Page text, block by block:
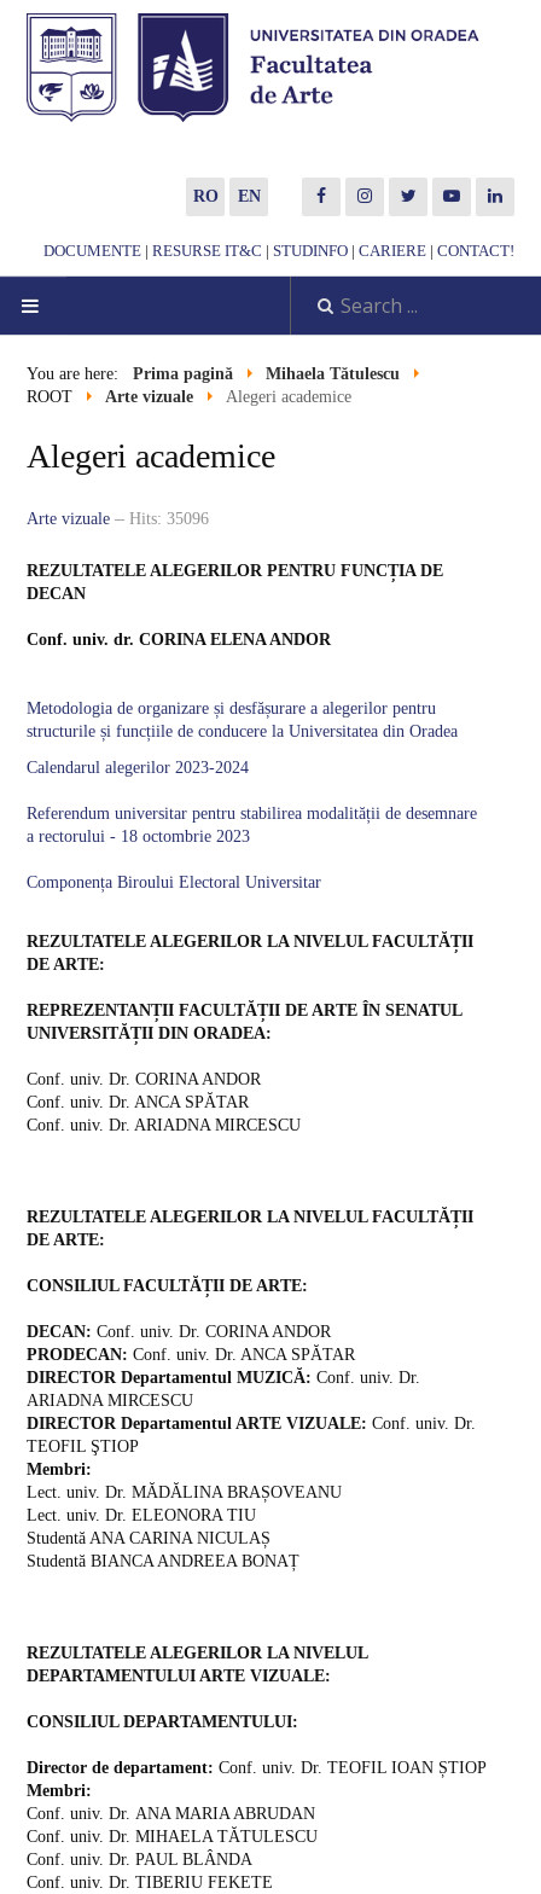
RO EN
DOCUMENTE | RESURSE IT&C | STUDINFO | CARIERE | CONTACT!
HOME
ERASMUS
You are here: Prima pagină
Mihaela Tătulescu
ROOT
Arte vizuale Alegeri academice
Alegeri academice
Arte vizuale Hits: 35096
REZULTATELE ALEGERILOR PENTRU FUNCȚIA DE
DECAN
Conf. univ. dr. CORINA ELENA ANDOR
Metodologia de organizare și desfășurare a alegerilor pentru
structurile și funcțiile de conducere la Universitatea din Oradea
Calendarul alegerilor 2023-2024
Referendum universitar pentru stabilirea modalității de desemnare
a rectorului - 18 octombrie 2023
Componența Biroului Electoral Universitar
REZULTATELE ALEGERILOR LA NIVELUL FACULTĂȚII
DE ARTE:
REPREZENTANȚII FACULTĂȚII DE ARTE ÎN SENATUL
UNIVERSITĂȚII DIN ORADEA:
Conf. univ. Dr. CORINA ANDOR
Conf. univ. Dr. ANCA SPĂTAR
Conf. univ. Dr. ARIADNA MIRCESCU
REZULTATELE ALEGERILOR LA NIVELUL FACULTĂȚII
DE ARTE:
CONSILIUL FACULTĂȚII DE ARTE:
DECAN: Conf. univ. Dr. CORINA ANDOR
PRODECAN: Conf. univ. Dr. ANCA SPĂTAR
DIRECTOR Departamentul MUZICĂ: Conf. univ. Dr.
ARIADNA MIRCESCU
DIRECTOR Departamentul ARTE VIZUALE: Conf. univ. Dr.
TEOFIL ŞTIOP
Membri:
Lect. univ. Dr. MĂDĂLINA BRAȘOVEANU
Lect. univ. Dr. ELEONORA TIU
Studentă ANA CARINA NICULAȘ
Studentă BIANCA ANDREEA BONAȚ
REZULTATELE ALEGERILOR LA NIVELUL
DEPARTAMENTULUI ARTE VIZUALE:
CONSILIUL DEPARTAMENTULUI:
Director de departament: Conf. univ. Dr. TEOFIL IOAN ȘTIOP
Membri:
Conf. univ. Dr. ANA MARIA ABRUDAN
Conf. univ. Dr. MIHAELA TĂTULESCU
Conf. univ. Dr. PAUL BLÂNDA
Conf. univ. Dr. TIBERIU FEKETE